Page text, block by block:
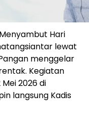
Hari
lewat
menggelar
Kegiatan
2026 di
langsung Kadis